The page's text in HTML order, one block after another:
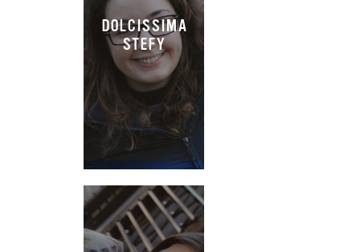
DOLCISSIMA
STEFY